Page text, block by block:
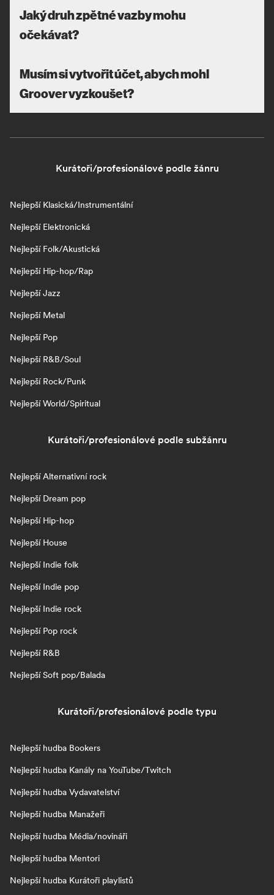
Jaký druh zpětné vazby mohu
očekávat?
Musím si vytvořit účet, abych mohl
Groover vyzkoušet?
Kurátoři/profesionálové podle žánru
Nejlepší Klasická/Instrumentální
Nejlepší Elektronická
Nejlepší Folk/Akustická
Nejlepší Hip-hop/Rap
Nejlepší Jazz
Nejlepší Metal
Nejlepší Pop
Nejlepší R&B/Soul
Nejlepší Rock/Punk
Nejlepší World/Spiritual
Kurátoři/profesionálové podle subžánru
Nejlepší Alternativní rock
Nejlepší Dream pop
Nejlepší Hip-hop
Nejlepší House
Nejlepší Indie folk
Nejlepší Indie pop
Nejlepší Indie rock
Nejlepší Pop rock
Nejlepší R&B
Nejlepší Soft pop/Balada
Kurátoři/profesionálové podle typu
Nejlepší hudba Bookers
Nejlepší hudba Kanály na YouTube/Twitch
Nejlepší hudba Vydavatelství
Nejlepší hudba Manažeři
Nejlepší hudba Média/novináři
Nejlepší hudba Mentori
Nejlepší hudba Kurátoři playlistů